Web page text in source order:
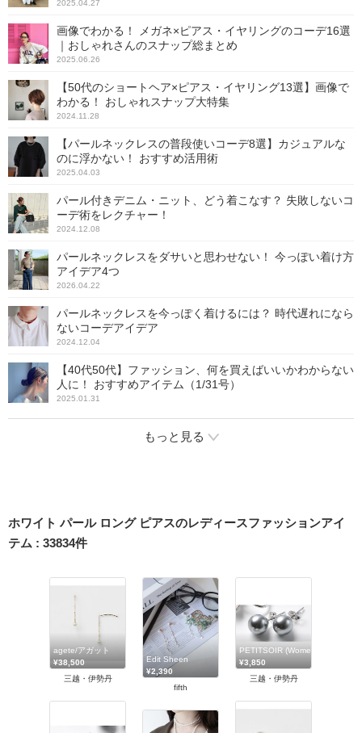
2025.04.27
画像でわかる！ メガネ×ピアス・イヤリングのコーデ16選
｜おしゃれさんのスナップ総まとめ
2025.06.26
【50代のショートヘア×ピアス・イヤリング13選】画像で
わかる！ おしゃれスナップ大特集
2024.11.28
【パールネックレスの普段使いコーデ8選】カジュアルな
のに浮かない！ おすすめ活用術
2025.04.03
パール付きデニム・ニット、どう着こなす？ 失敗しないコ
ーデ術をレクチャー！
2024.12.08
パールネックレスをダサいと思わせない！ 今っぽい着け方
アイデア4つ
2026.04.22
パールネックレスを今っぽく着けるには？ 時代遅れになら
ないコーデアイデア
2024.12.04
【40代50代】ファッション、何を買えばいいかわからない
人に！ おすすめアイテム（1/31号）
2025.01.31
もっと見る
ホワイト パール ロング ピアスのレディースファッションアイ
テム : 33834件
agete/アガット
¥38,500
三越・伊勢丹
Edit Sheen
¥2,390
fifth
PETITSOIR (Women)/プチソワ
¥3,850
三越・伊勢丹